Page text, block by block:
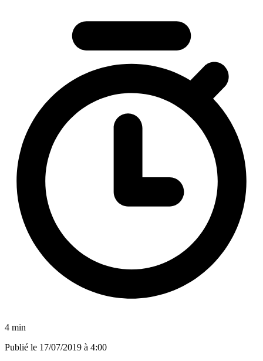
4 min
Publié le 17/07/2019 à 4:00